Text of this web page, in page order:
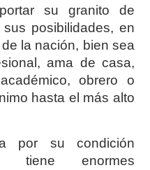
su granito de
posibilidades, en
la nación, bien sea
ama de casa,
obrero o
hasta el más alto
por su condición
tiene enormes